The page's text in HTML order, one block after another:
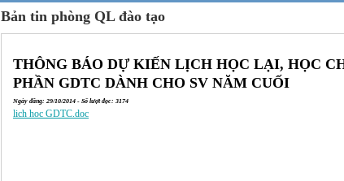
Bản tin phòng QL đào tạo
THÔNG BÁO DỰ KIẾN LỊCH HỌC LẠI, HỌC
PHẦN GDTC DÀNH CHO SV NĂM CUỐI
Ngày đăng: 29/10/2014 - Số lượt đọc: 3174
lich hoc GDTC.doc